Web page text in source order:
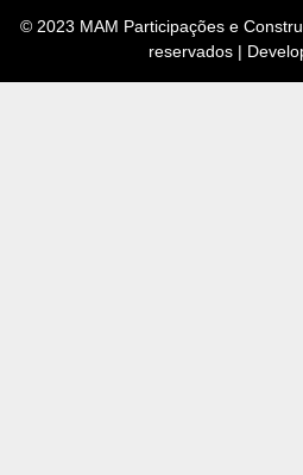
© 2023 MAM Participações e
reservados |